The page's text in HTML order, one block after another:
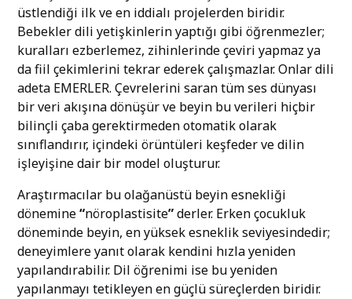
üstlendiği ilk ve en iddialı projelerden biridir.
Bebekler dili yetişkinlerin yaptığı gibi öğrenmezler;
kuralları ezberlemez, zihinlerinde çeviri yapmaz ya
da fiil çekimlerini tekrar ederek çalışmazlar. Onlar dili
adeta EMERLER. Çevrelerini saran tüm ses dünyası
bir veri akışına dönüşür ve beyin bu verileri hiçbir
bilinçli çaba gerektirmeden otomatik olarak
sınıflandırır, içindeki örüntüleri keşfeder ve dilin
işleyişine dair bir model oluşturur.
Araştırmacılar bu olağanüstü beyin esnekliği
dönemine“nöroplastisite”derler. Erken çocukluk
döneminde beyin, en yüksek esneklik seviyesindedir;
deneyimlere yanıt olarak kendini hızla yeniden
yapılandırabilir. Dil öğrenimi ise bu yeniden
yapılanmayı tetikleyen en güçlü süreçlerden biridir.